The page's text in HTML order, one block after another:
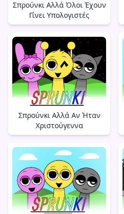
Σπρούνκι Αλλά Όλοι Έχουν
Γίνει Υπολογιστές
Σπρούνκι Αλλά Αν Ήταν
Χριστούγεννα